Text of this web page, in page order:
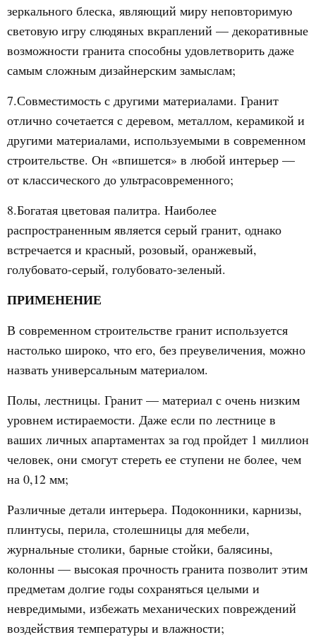
зеркального блеска, являющий миру неповторимую
световую игру слюдяных вкраплений — декоративные
возможности гранита способны удовлетворить даже
самым сложным дизайнерским замыслам;
7.Совместимость с другими материалами. Гранит
отлично сочетается с деревом, металлом, керамикой и
другими материалами, используемыми в современном
строительстве. Он «впишется» в любой интерьер —
от классического до ультрасовременного;
8.Богатая цветовая палитра. Наиболее
распространенным является серый гранит, однако
встречается и красный, розовый, оранжевый,
голубовато-серый, голубовато-зеленый.
ПРИМЕНЕНИЕ
В современном строительстве гранит используется
настолько широко, что его, без преувеличения, можно
назвать универсальным материалом.
Полы, лестницы. Гранит — материал с очень низким
уровнем истираемости. Даже если по лестнице в
ваших личных апартаментах за год пройдет 1 миллион
человек, они смогут стереть ее ступени не более, чем
на 0,12 мм;
Различные детали интерьера. Подоконники, карнизы,
плинтусы, перила, столешницы для мебели,
журнальные столики, барные стойки, балясины,
колонны — высокая прочность гранита позволит этим
предметам долгие годы сохраняться целыми и
невредимыми, избежать механических повреждений
воздействия температуры и влажности;